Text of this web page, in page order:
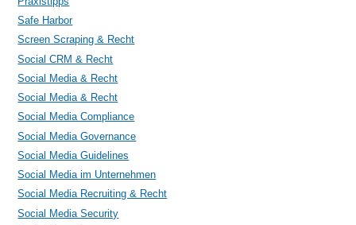
Safe Harbor
Screen Scraping & Recht
Social CRM & Recht
Social Media & Recht
Social Media & Recht
Social Media Compliance
Social Media Governance
Social Media Guidelines
Social Media im Unternehmen
Social Media Recruiting & Recht
Social Media Security